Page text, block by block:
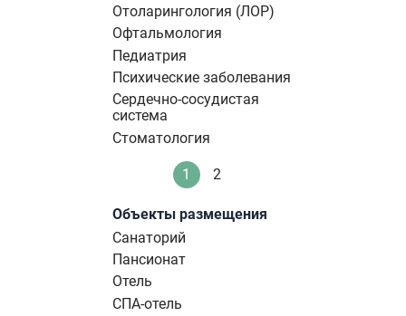
Отоларингология (ЛОР)
Офтальмология
Педиатрия
Психические заболевания
Сердечно-сосудистая
система
Стоматология
Нумерация
страниц Текущая
1 Стандартное
2
Объекты размещения
Санаторий
Пансионат
Отель
СПА-отель